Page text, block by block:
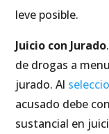
leve posible.
Juicio con Jurado
de drogas a
jurado. Al
acusado debe
sustancial en